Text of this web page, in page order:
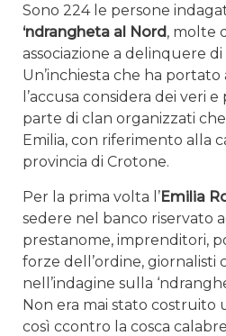
Sono 224 le persone
‘ndrangheta al Nord, molte
associazione a delinquere
Un’inchiesta che ha
l’accusa considera dei veri
parte di clan organizzati
Emilia, con riferimento alla
provincia di Crotone.
Per la prima volta l’Emilia
sedere nel banco riservato
prestanome, imprenditori,
forze dell’ordine, giornalisti
nell’indagine sulla
Non era mai stato costruito
così ccontro la cosca